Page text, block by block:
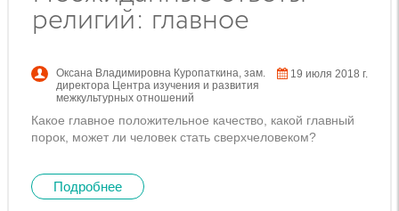
религий: главное
Оксана Владимировна Куропаткина зам.
директора Центра изучения и развития
межкультурных отношений
19 июля 2018 г.
Какое главное положительное качество, какой главный
порок, может ли человек стать сверхчеловеком?
Подробнее